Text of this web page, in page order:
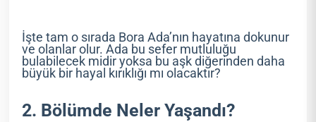
İşte tam o sırada Bora Ada’nın hayatına dokunur
ve olanlar olur. Ada bu sefer mutluluğu
bulabilecek midir yoksa bu aşk diğerinden daha
büyük bir hayal kırıklığı mı olacaktır?
2. Bölümde Neler Yaşandı?